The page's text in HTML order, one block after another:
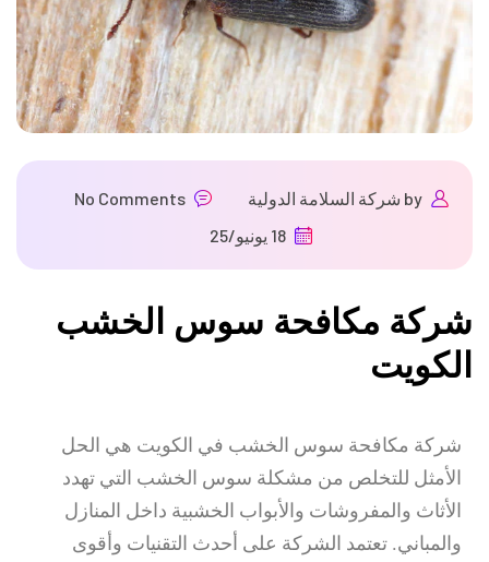
by شركة السلامة الدولية
No Comments
18 يونيو/25
شركة مكافحة سوس الخشب
الكويت
شركة مكافحة سوس الخشب في الكويت هي الحل
الأمثل للتخلص من مشكلة سوس الخشب التي تهدد
الأثاث والمفروشات والأبواب الخشبية داخل المنازل
والمباني. تعتمد الشركة على أحدث التقنيات وأقوى